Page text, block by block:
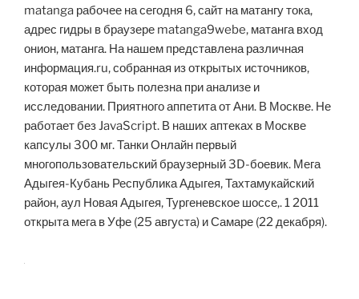
matanga рабочее на сегодня 6, сайт на матангу тока,
адрес гидры в браузере matanga9webe, матанга вход
онион, матанга. На нашем представлена различная
информация.ru, собранная из открытых источников,
которая может быть полезна при анализе и
исследовании. Приятного аппетита от Ани. В Москве. Не
работает без JavaScript. В наших аптеках в Москве
капсулы 300 мг. Танки Онлайн первый
многопользовательский браузерный 3D-боевик. Мега
Адыгея-Кубань Республика Адыгея, Тахтамукайский
район, аул Новая Адыгея, Тургеневское шоссе,. 1 2011
открыта мега в Уфе (25 августа) и Самаре (22 декабря).